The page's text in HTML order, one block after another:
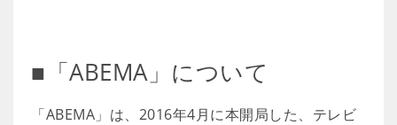
■「ABEMA」について
「ABEMA」は、2016年4月に本開局した、テレビ